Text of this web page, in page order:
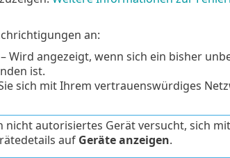
an:
– Wird angezeigt, wenn sich ein bisher
ist.
sich mit Ihrem vertrauenswürdiges
nicht autorisiertes Gerät versucht, sich
auf Geräte anzeigen.